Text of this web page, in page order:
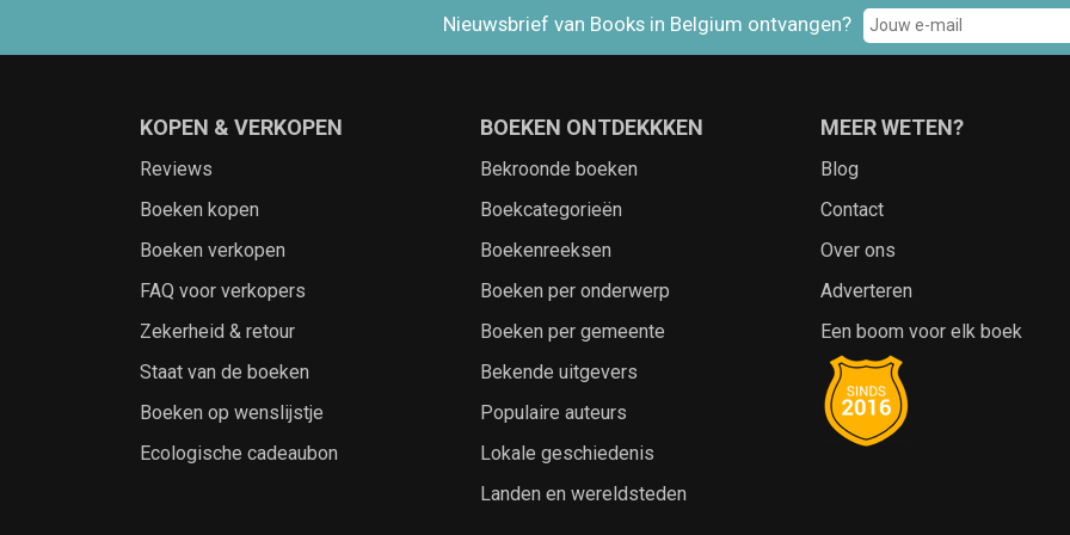
Nieuwsbrief van Books in Belgium ontvangen?
KOPEN & VERKOPEN
Reviews
Boeken kopen
Boeken verkopen
FAQ voor verkopers
Zekerheid & retour
Staat van de boeken
Boeken op wenslijstje
Ecologische cadeaubon
BOEKEN ONTDEKKKEN
Bekroonde boeken
Boekcategorieën
Boekenreeksen
Boeken per onderwerp
Boeken per gemeente
Bekende uitgevers
Populaire auteurs
Lokale geschiedenis
Landen en wereldsteden
MEER WETEN?
Blog
Contact
Over ons
Adverteren
Een boom voor elk boek